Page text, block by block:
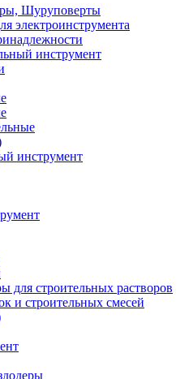
Шуруповерты
электроинструмента
инструмент
инструмент
для строительных растворов
и строительных смесей